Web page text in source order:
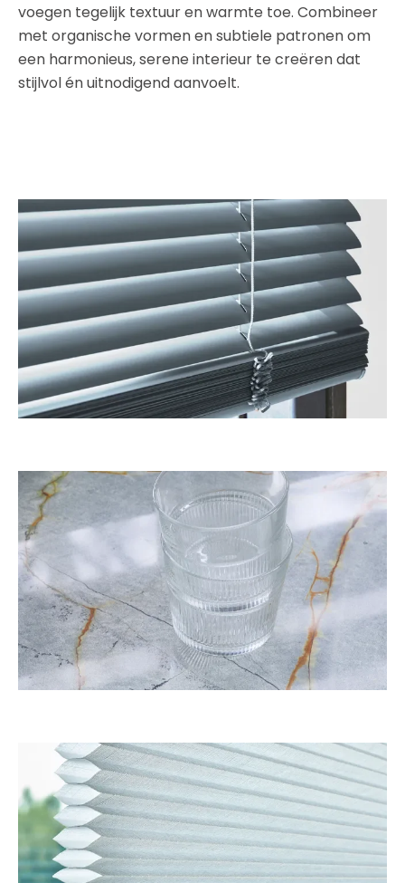
voegen tegelijk textuur en warmte toe. Combineer
met organische vormen en subtiele patronen om
een harmonieus, serene interieur te creëren dat
stijlvol én uitnodigend aanvoelt.